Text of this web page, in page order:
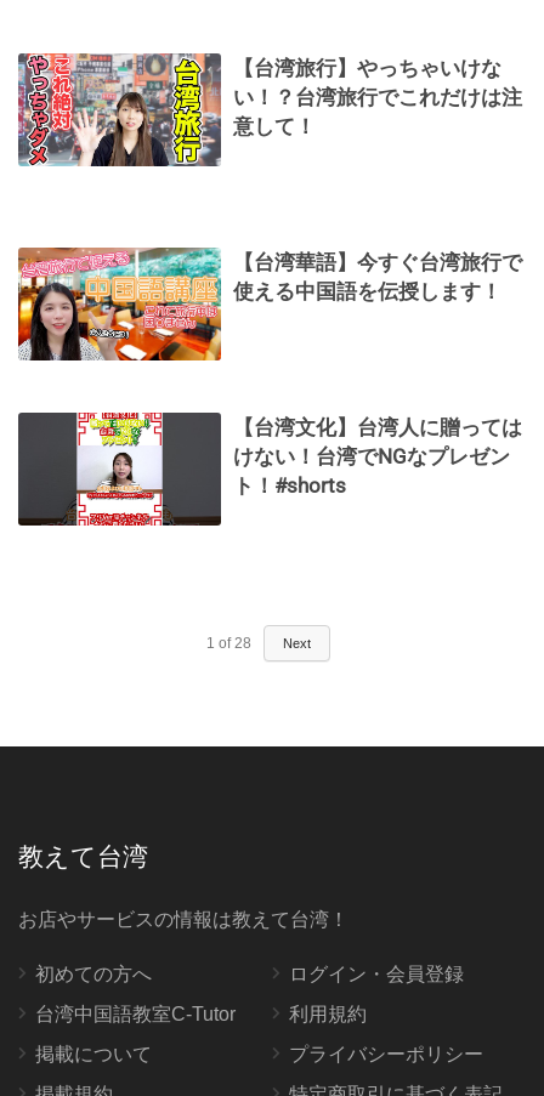
【台湾旅行】やっちゃいけな
い！？台湾旅行でこれだけは注
意して！
【台湾華語】今すぐ台湾旅行で
使える中国語を伝授します！
【台湾文化】台湾人に贈っては
けない！台湾でNGなプレゼン
ト！#shorts
1 of 28 Next
教えて台湾
お店やサービスの情報は教えて台湾！
初めての方へ
台湾中国語教室C-Tutor
掲載について
ログイン・会員登録
利用規約
プライバシーポリシー